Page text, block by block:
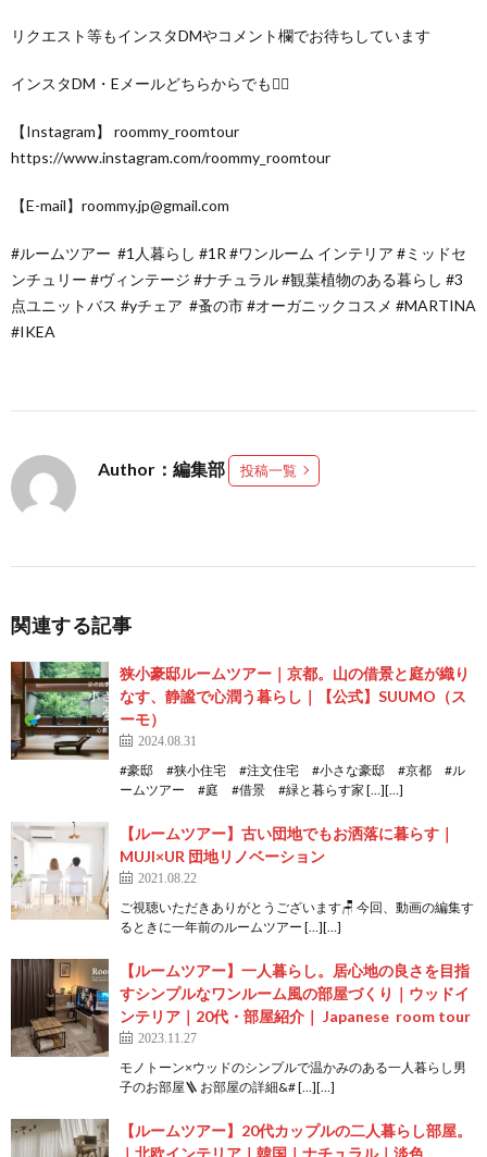
リクエスト等もインスタDMやコメント欄でお待ちしています
インスタDM・Eメールどちらからでも🙆‍♀️
【Instagram】 roommy_roomtour
https://www.instagram.com/roommy_roomtour
【E-mail】roommy.jp@gmail.com
#ルームツアー #1人暮らし #1R #ワンルーム インテリア #ミッドセ
ンチュリー #ヴィンテージ #ナチュラル #観葉植物のある暮らし #3
点ユニットバス #yチェア #蚤の市 #オーガニックコスメ #MARTINA
#IKEA
Author：編集部 投稿一覧
関連する記事
狭小豪邸ルームツアー｜京都。山の借景と庭が織り
なす、静謐で心潤う暮らし｜【公式】SUUMO（ス
ーモ）
2024.08.31
#豪邸 #狭小住宅 #注文住宅 #小さな豪邸 #京都 #ル
ームツアー #庭 #借景 #緑と暮らす家 […][…]
【ルームツアー】古い団地でもお洒落に暮らす｜
MUJI×UR 団地リノベーション
2021.08.22
ご視聴いただきありがとうございます🪑 今回、動画の編集す
るときに一年前のルームツアー […][…]
【ルームツアー】一人暮らし。居心地の良さを目指
すシンプルなワンルーム風の部屋づくり｜ウッドイ
ンテリア｜20代・部屋紹介｜ Japanese room tour
2023.11.27
モノトーン×ウッドのシンプルで温かみのある一人暮らし男
子のお部屋🪜 お部屋の詳細&# […][…]
【ルームツアー】20代カップルの二人暮らし部屋。
｜北欧インテリア｜韓国｜ナチュラル｜淡色